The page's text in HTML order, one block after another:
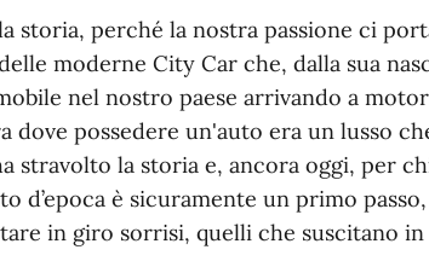
storia, perché la nostra passione ci
moderne City Car che, dalla sua
nel nostro paese arrivando a
dove possedere un'auto era un lusso
stravolto la storia e, ancora oggi, per
d’epoca è sicuramente un primo
in giro sorrisi, quelli che suscitano